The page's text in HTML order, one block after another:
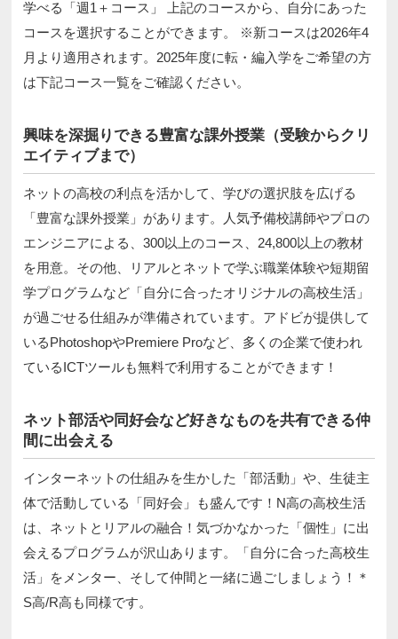
学べる「週1＋コース」 上記のコースから、自分にあった
コースを選択することができます。 ※新コースは2026年4
月より適用されます。2025年度に転・編入学をご希望の方
は下記コース一覧をご確認ください。
興味を深掘りできる豊富な課外授業（受験からクリ
エイティブまで）
ネットの高校の利点を活かして、学びの選択肢を広げる
「豊富な課外授業」があります。人気予備校講師やプロの
エンジニアによる、300以上のコース、24,800以上の教材
を用意。その他、リアルとネットで学ぶ職業体験や短期留
学プログラムなど「自分に合ったオリジナルの高校生活」
が過ごせる仕組みが準備されています。アドビが提供して
いるPhotoshopやPremiere Proなど、多くの企業で使われ
ているICTツールも無料で利用することができます！
ネット部活や同好会など好きなものを共有できる仲
間に出会える
インターネットの仕組みを生かした「部活動」や、生徒主
体で活動している「同好会」も盛んです！N高の高校生活
は、ネットとリアルの融合！気づかなかった「個性」に出
会えるプログラムが沢山あります。「自分に合った高校生
活」をメンター、そして仲間と一緒に過ごしましょう！＊
S高/R高も同様です。